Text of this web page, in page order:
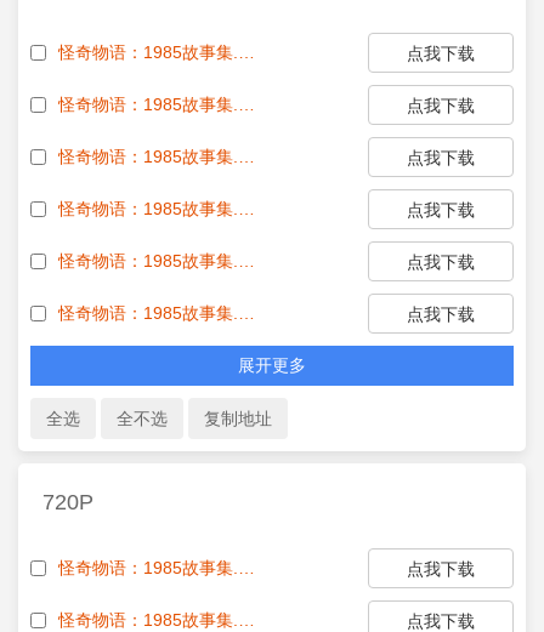
点我下载
点我下载
点我下载
点我下载
点我下载
点我下载
展开更多
720P
点我下载
点我下载